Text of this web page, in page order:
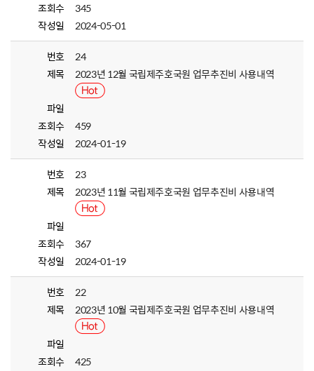
조회수
345
작성일
2024-05-01
번호
24
제목
2023년 12월 국립제주호국원 업무추진비 사용내역
파일
조회수
459
작성일
2024-01-19
번호
23
제목
2023년 11월 국립제주호국원 업무추진비 사용내역
파일
조회수
367
작성일
2024-01-19
번호
22
제목
2023년 10월 국립제주호국원 업무추진비 사용내역
파일
조회수
425